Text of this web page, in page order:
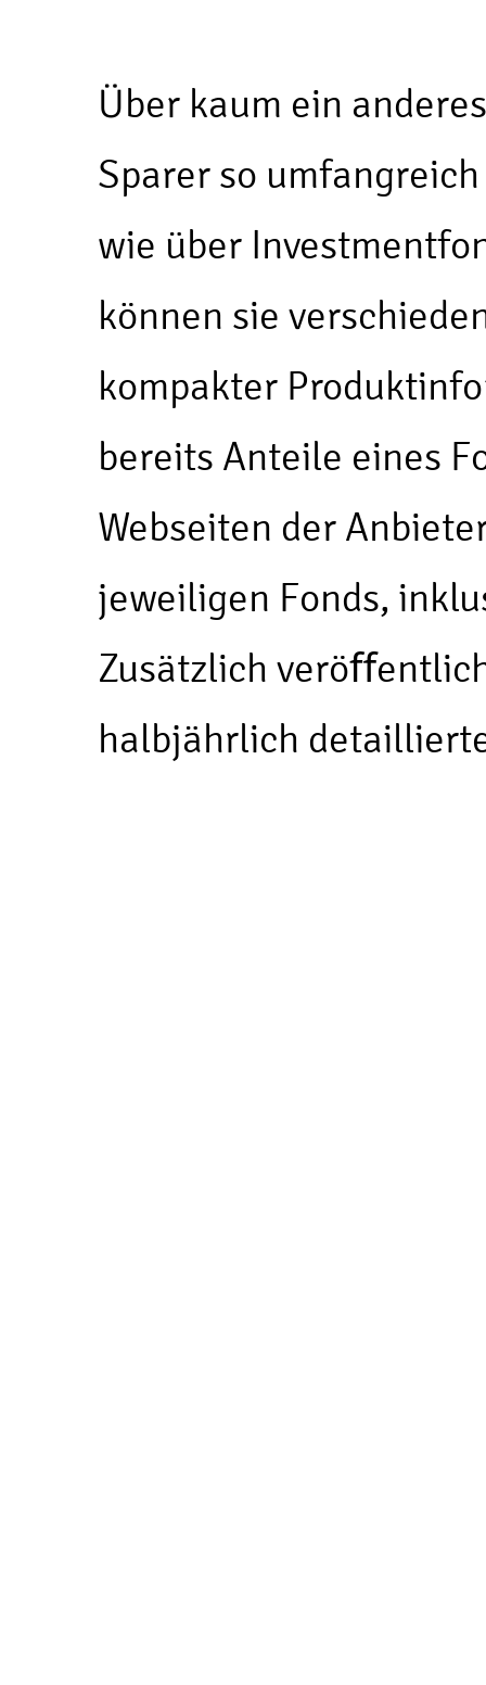
Über kaum ein
Sparer so
wie über
können sie
kompakter
bereits Anteile eines
Webseiten der
jeweiligen Fonds,
Zusätzlich
halbjährlich